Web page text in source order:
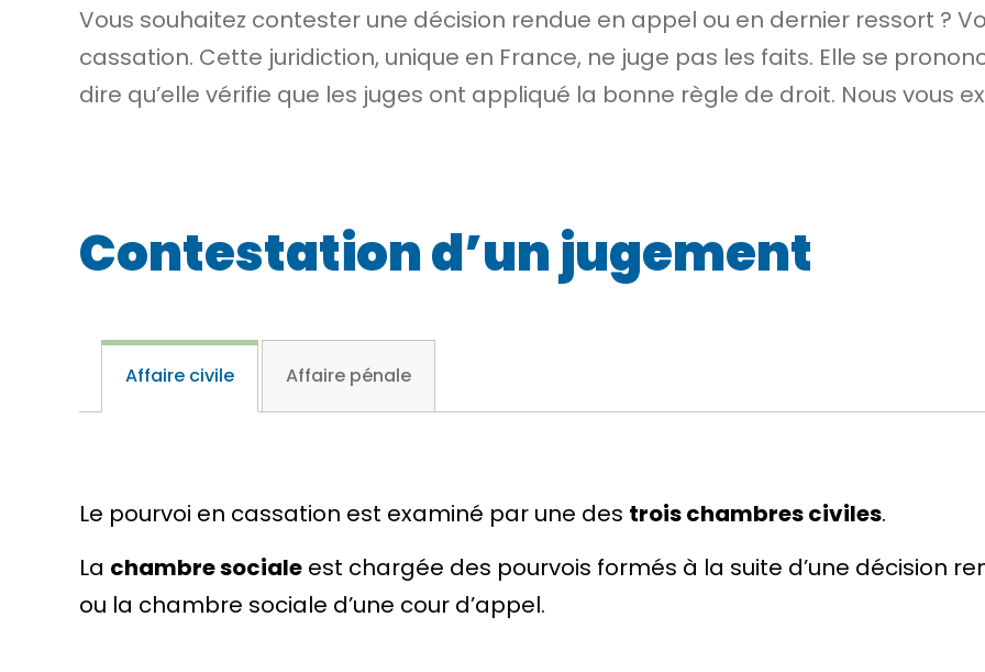
Vous souhaitez contester une décision rendue en appel ou en dernier ressort ?
cassation. Cette juridiction, unique en France, ne juge pas les faits. Elle se
dire qu’elle vérifie que les juges ont appliqué la bonne règle de droit. Nous vous
Contestation d’un jugement
Affaire civile Affaire pénale
Le pourvoi en cassation est examiné par une des trois chambres civiles.
La chambre sociale est chargée des pourvois formés à la suite d’une décision
ou la chambre sociale d’une cour d’appel.